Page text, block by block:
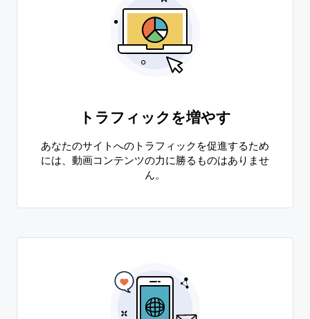
トラフィックを増やす
あなたのサイトへのトラフィックを促進するため
には、動画コンテンツの力に勝るものはありませ
ん。